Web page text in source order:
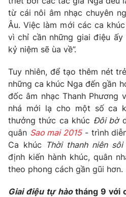
VTV9
Liên hệ tòa soạn
THỜI BÁO VTV
Theo dõi báo trên
Cơ quan chủ quản: Đài Truyền
từ cái nôi âm nhạc chuyên
Âu. Việc làm mới các ca
vì chỉ cần những giai điệu
kỷ niệm sẽ ùa về”.
Tuy nhiên, để tạo thêm nét
những ca khúc Nga đến gần
đốc âm nhạc Thanh Phương
nhá mới lạ cho một số ca
thưởng thức ca khúc Đôi bờ
quân Sao mai 2015- trình
Ca khúc Thời thanh niên
định kiến hành khúc, quân
theo phong cách gần gũi hơn.
Giai điệu tự hào tháng 9 với